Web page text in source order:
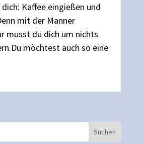
Kaffee eingießen und
mit der Manner
musst du dich um nichts
möchtest auch so eine
Suchen